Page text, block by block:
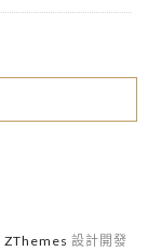
ZThemes 設計開發